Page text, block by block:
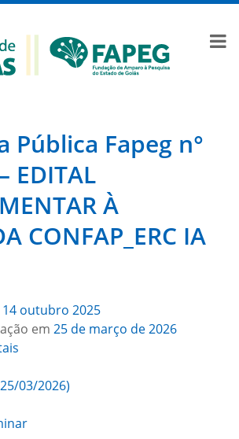
Pública Fapeg n°
EDITAL
À
CONFAP_ERC IA
14 outubro 2025
em 25 de março de 2026
03/2026)